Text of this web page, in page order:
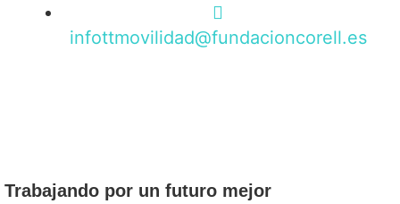
infottmovilidad@fundacioncorell.es
Trabajando por un futuro mejor